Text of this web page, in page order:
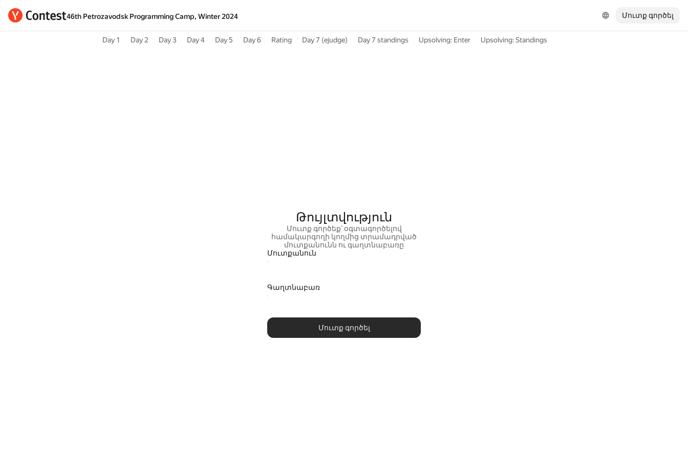
46th Petrozavodsk Programming Camp, Winter 2024 Մուտք գործել
Day 1 Day 2 Day 3 Day 4 Day 5 Day 6 Rating Day 7 (ejudge) Day 7 standings Upsolving: Enter Upsolving: Standings
Թույլտվություն
Մուտք գործեք՝ օգտագործելով
համակարգողի կողմից տրամադրված
մուտքանունն ու գաղտնաբառը
Մուտքանուն
Գաղտնաբառ
Մուտք գործել